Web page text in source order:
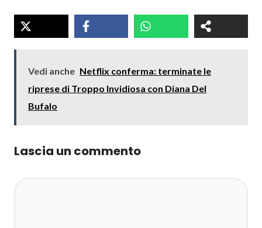
Vedi anche Netflix conferma: terminate le
riprese di Troppo Invidiosa con Diana Del
Bufalo
Lascia un commento